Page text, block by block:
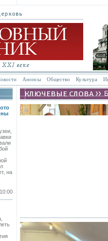
Анонсы Общество Культура
на